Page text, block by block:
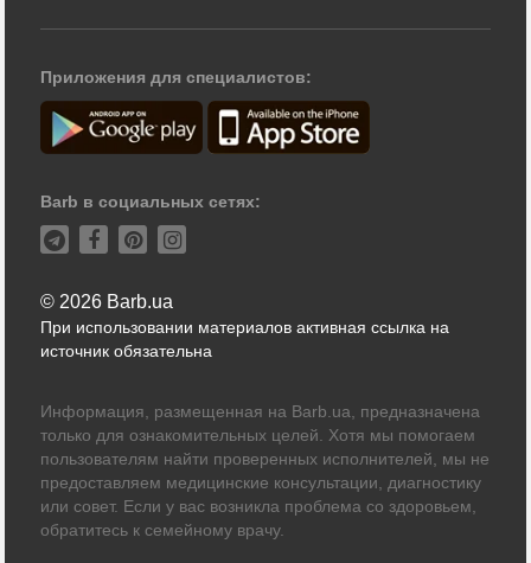
Приложения для специалистов:
Barb в социальных сетях:
© 2026 Barb.ua
При использовании материалов активная ссылка на
источник обязательна
Информация, размещенная на Barb.ua, предназначена
только для ознакомительных целей. Хотя мы помогаем
пользователям найти проверенных исполнителей, мы не
предоставляем медицинские консультации, диагностику
или совет. Если у вас возникла проблема со здоровьем,
обратитесь к семейному врачу.